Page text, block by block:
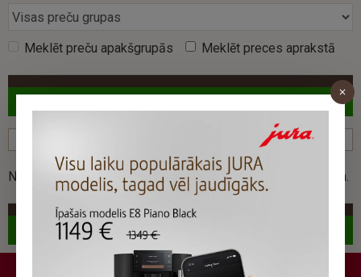
Meklēt preču apakšgrupās Meklēt preces aprakstā
Nav nevienas preces, kas atbilst Jūsu meklēšanas kritērijam.
TURPINĀT